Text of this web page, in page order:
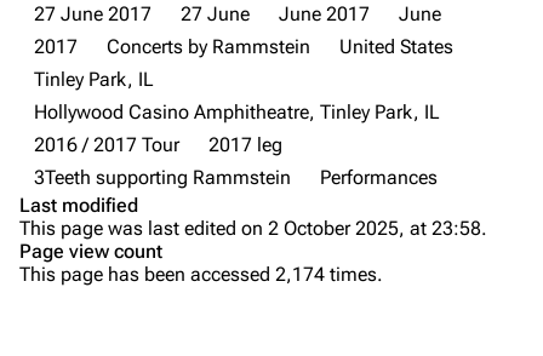
Discography
Videography
Song list
Tour dates
Merchandise
Discography
Song list
Members
Purge
27 June 2017
27 June June 2017
June
2017
Concerts by Rammstein
United States
Tinley Park, IL
Hollywood Casino Amphitheatre, Tinley Park, IL
2016 / 2017 Tour
2017 leg
3Teeth supporting Rammstein
Performances
Last modified
This page was last edited on 2 October 2025, at 23:58.
Page view count
This page has been accessed 2,174 times.